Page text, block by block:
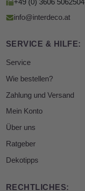
+49 (0) 3606 5062504
info@interdeco.at
SERVICE & HILFE:
Service
Wie bestellen?
Zahlung und Versand
Mein Konto
Über uns
Ratgeber
Dekotipps
RECHTLICHES: